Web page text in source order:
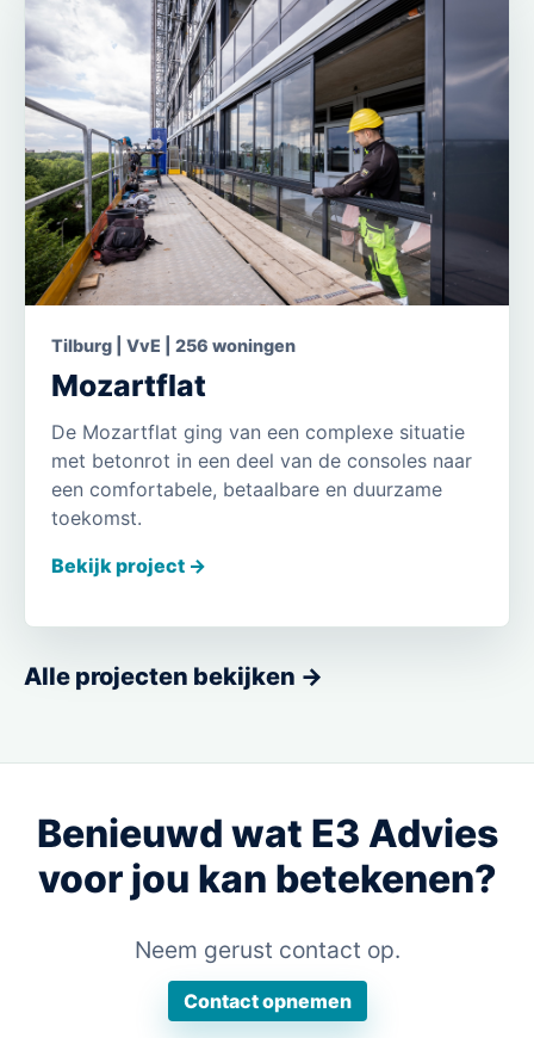
Tilburg | VvE | 256 woningen
Mozartflat
De Mozartflat ging van een complexe situatie
met betonrot in een deel van de consoles naar
een comfortabele, betaalbare en duurzame
toekomst.
Bekijk project ->
Alle projecten bekijken ->
Benieuwd wat E3 Advies
voor jou kan betekenen?
Neem gerust contact op.
Contact opnemen